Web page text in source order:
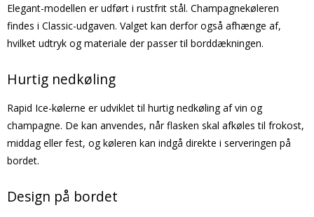
Elegant-modellen er udført i rustfrit stål. Champagnekøleren
findes i Classic-udgaven. Valget kan derfor også afhænge af,
hvilket udtryk og materiale der passer til borddækningen.
Hurtig nedkøling
Rapid Ice-kølerne er udviklet til hurtig nedkøling af vin og
champagne. De kan anvendes, når flasken skal afkøles til frokost,
middag eller fest, og køleren kan indgå direkte i serveringen på
bordet.
Design på bordet